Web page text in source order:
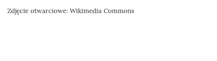
Zdjęcie otwarciowe: Wikimedia Commons